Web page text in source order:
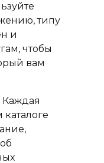
типу
и
чтобы
вам
Каждая